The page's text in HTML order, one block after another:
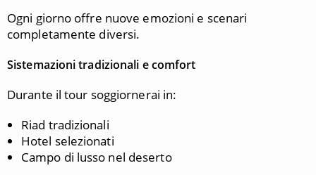
Ogni giorno offre nuove emozioni e scenari
completamente diversi.
Sistemazioni tradizionali e comfort
Durante il tour soggiornerai in:
Riad tradizionali
Hotel selezionati
Campo di lusso nel deserto